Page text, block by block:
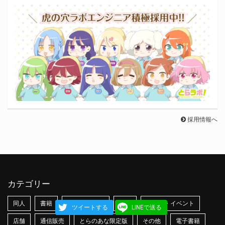
採用情報へ
ツイートする LINEで送る
カテゴリー
同人 書籍 CD・BD/DVD 玩具 フェア・イベント
店舗 通信販売 とらのあな限定版 その他 電子書籍